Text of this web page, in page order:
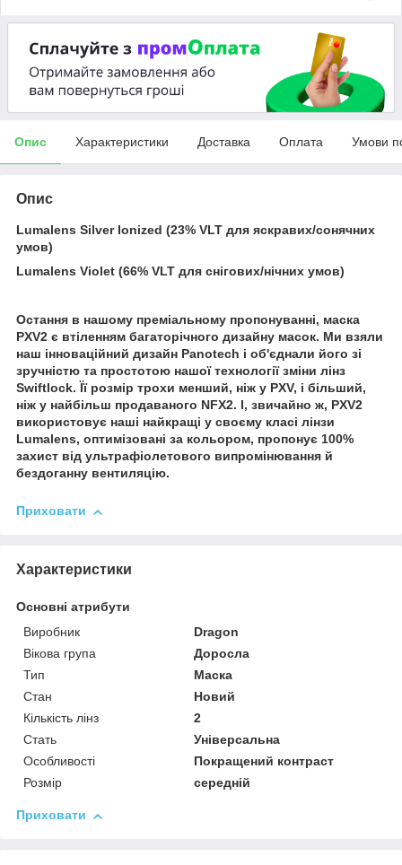
Опис Характеристики Доставка Оплата Умови
Опис
Lumalens Silver Ionized (23% VLT для яскравих/сонячних
умов)
Lumalens Violet (66% VLT для снігових/нічних умов)
Остання в нашому преміальному пропонуванні, маска
PXV2 є втіленням багаторічного дизайну масок. Ми взяли
наш інноваційний дизайн Panotech і об'єднали його зі
зручністю та простотою нашої технології зміни лінз
Swiftlock. Її розмір трохи менший, ніж у PXV, і більший,
ніж у найбільш продаваного NFX2. І, звичайно ж, PXV2
використовує наші найкращі у своєму класі лінзи
Lumalens, оптимізовані за кольором, пропонує 100%
захист від ультрафіолетового випромінювання й
бездоганну вентиляцію.
Приховати
Характеристики
Основні атрибути
Виробник
Dragon
Вікова група
Доросла
Тип
Маска
Стан
Новий
Кількість лінз
2
Стать
Універсальна
Особливості
Покращений контраст
Розмір
середній
Приховати